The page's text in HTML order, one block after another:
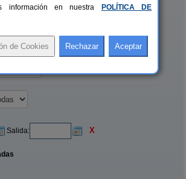
Salida: X
información en nuestra
POLÍTICA DE